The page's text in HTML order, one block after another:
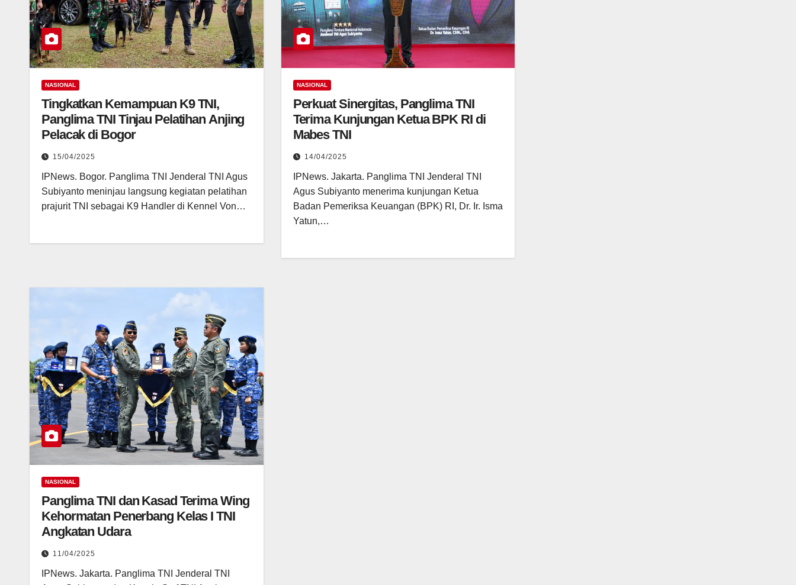
NASIONAL
Tingkatkan Kemampuan K9 TNI,
Panglima TNI Tinjau Pelatihan Anjing
Pelacak di Bogor
15/04/2025
IPNews. Bogor. Panglima TNI Jenderal TNI Agus
Subiyanto meninjau langsung kegiatan pelatihan
prajurit TNI sebagai K9 Handler di Kennel Von…
NASIONAL
Perkuat Sinergitas, Panglima TNI
Terima Kunjungan Ketua BPK RI di
Mabes TNI
14/04/2025
IPNews. Jakarta. Panglima TNI Jenderal TNI
Agus Subiyanto menerima kunjungan Ketua
Badan Pemeriksa Keuangan (BPK) RI, Dr. Ir. Isma
Yatun,…
NASIONAL
Panglima TNI dan Kasad Terima Wing
Kehormatan Penerbang Kelas I TNI
Angkatan Udara
11/04/2025
IPNews. Jakarta. Panglima TNI Jenderal TNI